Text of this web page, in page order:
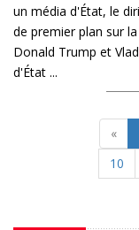
un média d'État, le
de premier plan sur
Donald Trump et
d'État ...
«
10